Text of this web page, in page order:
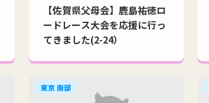
【佐賀県父母会】鹿島祐徳ロ
ードレース大会を応援に行っ
てきました(2-24）
東京 南部